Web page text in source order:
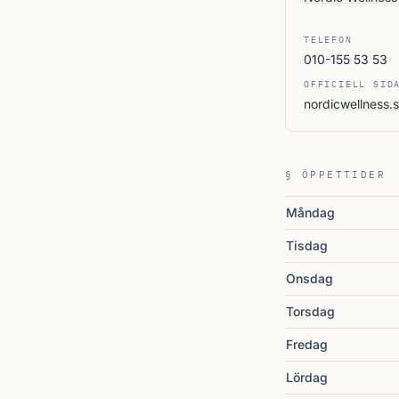
TELEFON
010-155 53 53
OFFICIELL
§ ÖPPETTIDER
Måndag
Tisdag
Onsdag
Torsdag
Fredag
Lördag